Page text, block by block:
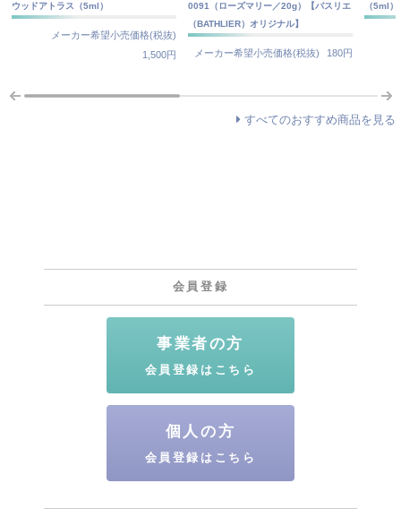
ウッドアトラス（5ml）
メーカー希望小売価格(税抜)
1,500円
0091（ローズマリー／20g）【バスリエ
（BATHLIER）オリジナル】
メーカー希望小売価格(税抜) 180円
（5ml）
すべてのおすすめ商品を見る
会員登録
事業者の方
会員登録はこちら
個人の方
会員登録はこちら